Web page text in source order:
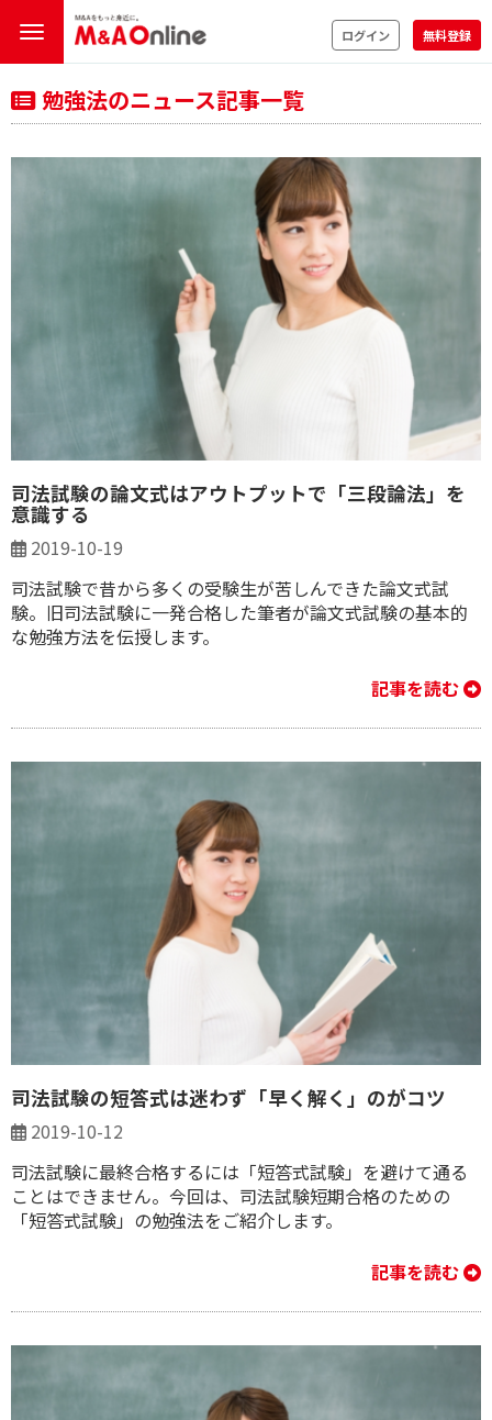
ログイン 無料登録
勉強法のニュース記事一覧
司法試験の論文式はアウトプットで「三段論法」を
意識する
2019-10-19
司法試験で昔から多くの受験生が苦しんできた論文式試
験。旧司法試験に一発合格した筆者が論文式試験の基本的
な勉強方法を伝授します。
記事を読む
司法試験の短答式は迷わず「早く解く」のがコツ
2019-10-12
司法試験に最終合格するには「短答式試験」を避けて通る
ことはできません。今回は、司法試験短期合格のための
「短答式試験」の勉強法をご紹介します。
記事を読む